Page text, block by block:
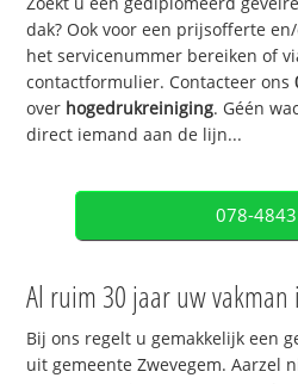
dak? Ook voor een prijsofferte
het servicenummer bereiken of
contactformulier. Contacteer ons
over hogedrukreiniging. Géén
direct iemand aan de lijn...
078-
Al ruim 30 jaar uw vakman
Bij ons regelt u gemakkelijk een
uit gemeente Zwevegem. Aarzel